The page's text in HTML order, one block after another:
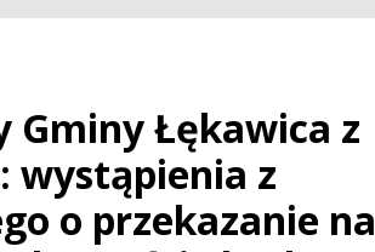
Gminy Łękawica z
wystąpienia z
o przekazanie na